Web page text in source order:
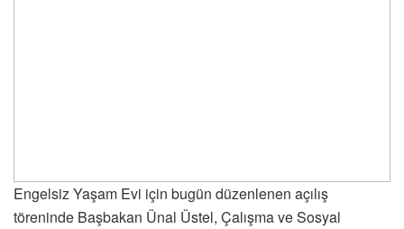
Engelsiz Yaşam Evi için bugün düzenlenen açılış
töreninde Başbakan Ünal Üstel, Çalışma ve Sosyal